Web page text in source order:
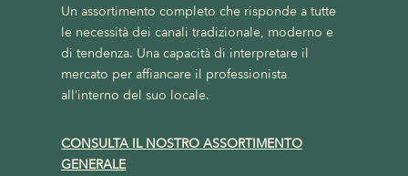
Un assortimento completo che risponde a tutte
le necessità dei canali tradizionale, moderno e
di tendenza. Una capacità di interpretare il
mercato per affiancare il professionista
all’interno del suo locale.
CONSULTA IL NOSTRO ASSORTIMENTO
GENERALE